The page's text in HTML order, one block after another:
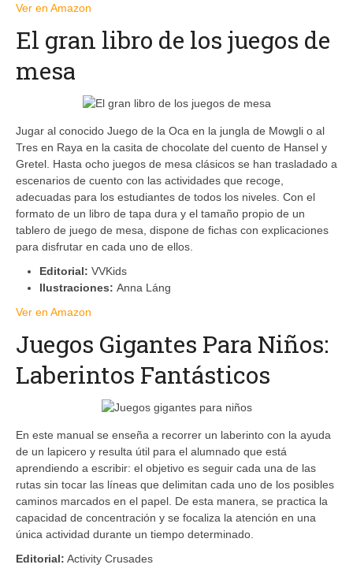
Ver en Amazon
El gran libro de los juegos de
mesa
Jugar al conocido Juego de la Oca en la jungla de Mowgli o al
Tres en Raya en la casita de chocolate del cuento de Hansel y
Gretel. Hasta ocho juegos de mesa clásicos se han trasladado a
escenarios de cuento con las actividades que recoge,
adecuadas para los estudiantes de todos los niveles. Con el
formato de un libro de tapa dura y el tamaño propio de un
tablero de juego de mesa, dispone de fichas con explicaciones
para disfrutar en cada uno de ellos.
Editorial: VVKids
Ilustraciones: Anna Láng
Ver en Amazon
Juegos Gigantes Para Niños:
Laberintos Fantásticos
En este manual se enseña a recorrer un laberinto con la ayuda
de un lapicero y resulta útil para el alumnado que está
aprendiendo a escribir: el objetivo es seguir cada una de las
rutas sin tocar las líneas que delimitan cada uno de los posibles
caminos marcados en el papel. De esta manera, se practica la
capacidad de concentración y se focaliza la atención en una
única actividad durante un tiempo determinado.
Editorial: Activity Crusades